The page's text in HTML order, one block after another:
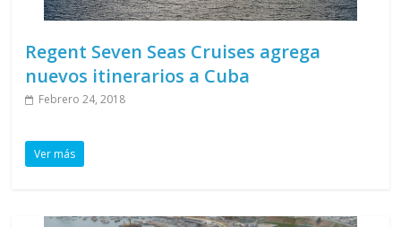
Regent Seven Seas Cruises agrega
nuevos itinerarios a Cuba
Febrero 24, 2018
Ver más